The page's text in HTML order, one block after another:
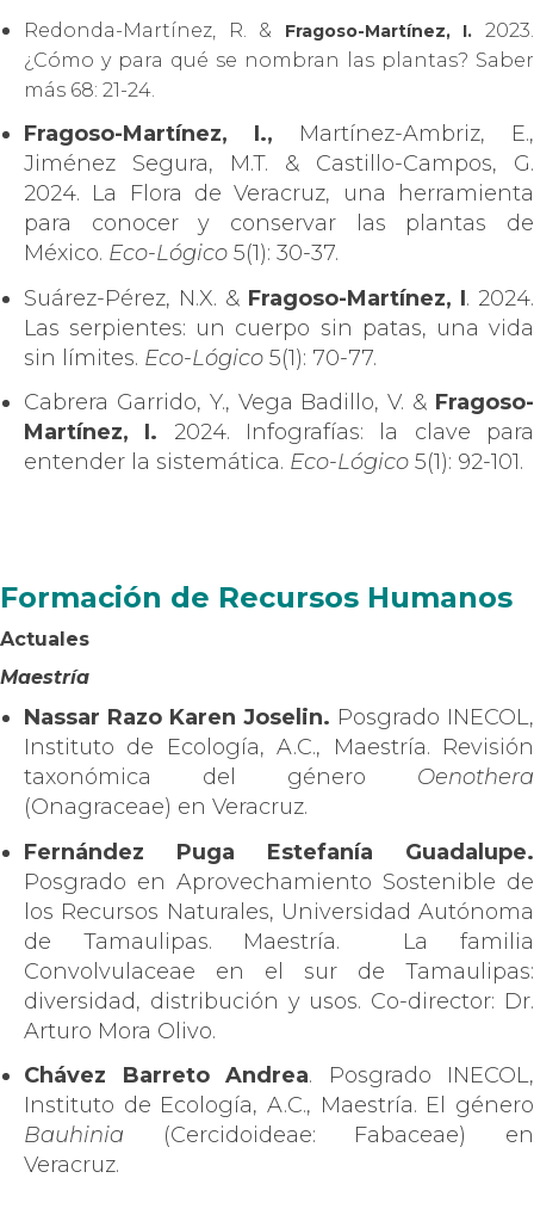
Redonda-Martínez, R. & Fragoso-Martínez, I. 2023.
¿Cómo y para qué se nombran las plantas? Saber
más 68: 21-24.
Fragoso-Martínez, I., Martínez-Ambriz, E.,
Jiménez Segura, M.T. & Castillo-Campos, G.
2024. La Flora de Veracruz, una herramienta
para conocer y conservar las plantas de
México. Eco-Lógico 5(1): 30-37.
Suárez-Pérez, N.X. & Fragoso-Martínez, I. 2024.
Las serpientes: un cuerpo sin patas, una vida
sin límites. Eco-Lógico 5(1): 70-77.
Cabrera Garrido, Y., Vega Badillo, V. & Fragoso-
Martínez, I. 2024. Infografías: la clave para
entender la sistemática. Eco-Lógico 5(1): 92-101.
Formación de Recursos Humanos
Actuales
Maestría
Nassar Razo Karen Joselin. Posgrado INECOL,
Instituto de Ecología, A.C., Maestría. Revisión
taxonómica del género Oenothera
(Onagraceae) en Veracruz.
Fernández Puga Estefanía Guadalupe.
Posgrado en Aprovechamiento Sostenible de
los Recursos Naturales, Universidad Autónoma
de Tamaulipas. Maestría.
La familia
Convolvulaceae en el sur de Tamaulipas:
diversidad, distribución y usos. Co-director: Dr.
Arturo Mora Olivo.
Chávez Barreto Andrea. Posgrado INECOL,
Instituto de Ecología, A.C., Maestría. El género
Bauhinia (Cercidoideae: Fabaceae) en
Veracruz.